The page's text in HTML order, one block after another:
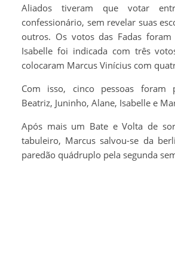
Aliados tiveram que votar
confessionário, sem revelar suas
outros. Os votos das Fadas
Isabelle foi indicada com três
colocaram Marcus Vinícius com
Com isso, cinco pessoas foram
Beatriz, Juninho, Alane, Isabelle e
Após mais um Bate e Volta de
tabuleiro, Marcus salvou-se da
paredão quádruplo pela segunda